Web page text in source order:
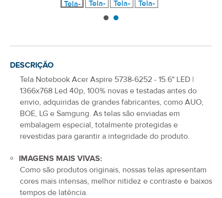
DESCRIÇÃO
Tela Notebook Acer Aspire 5738-6252 - 15.6" LED |
1366x768 Led 40p, 100% novas e testadas antes do
envio, adquiridas de grandes fabricantes, como AUO,
BOE, LG e Samgung. As telas são enviadas em
embalagem especial, totalmente protegidas e
revestidas para garantir a integridade do produto.
IMAGENS MAIS VIVAS:
Como são produtos originais, nossas telas apresentam
cores mais intensas, melhor nitidez e contraste e baixos
tempos de latência.